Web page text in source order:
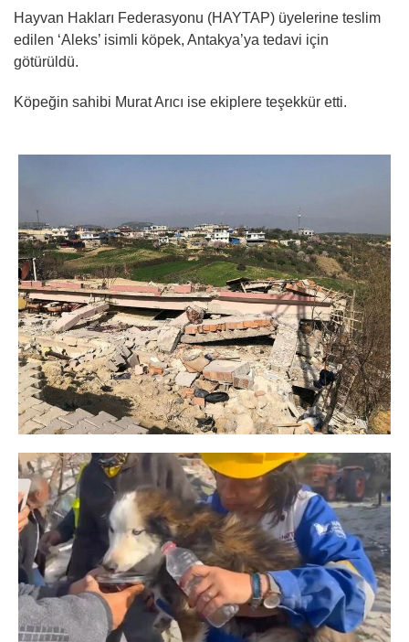
Hayvan Hakları Federasyonu (HAYTAP) üyelerine teslim
edilen ‘Aleks’ isimli köpek, Antakya’ya tedavi için
götürüldü.
Köpeğin sahibi Murat Arıcı ise ekiplere teşekkür etti.